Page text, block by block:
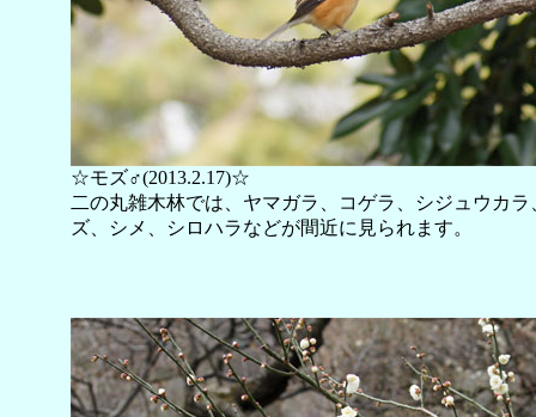
☆モズ♂(2013.2.17)☆
二の丸雑木林では、ヤマガラ、コゲラ、シジュウカラ
ズ、シメ、シロハラなどが間近に見られます。